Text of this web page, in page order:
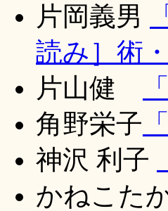
片岡義男
読み］術
片山健
角野栄子
神沢 利子
かねこた